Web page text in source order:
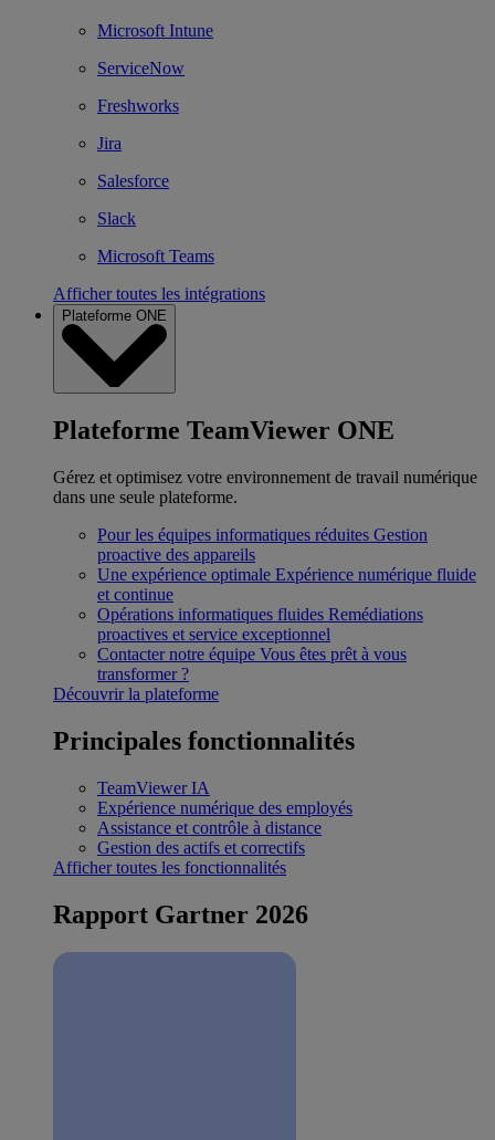
Microsoft Intune
ServiceNow
Freshworks
Jira
Salesforce
Slack
Microsoft Teams
Afficher toutes les intégrations
Plateforme ONE
Plateforme TeamViewer ONE
Gérez et optimisez votre environnement de travail numérique
dans une seule plateforme.
Pour les équipes informatiques réduites Gestion
proactive des appareils
Une expérience optimale Expérience numérique fluide
et continue
Opérations informatiques fluides Remédiations
proactives et service exceptionnel
Contacter notre équipe Vous êtes prêt à vous
transformer ?
Découvrir la plateforme
Principales fonctionnalités
TeamViewer IA
Expérience numérique des employés
Assistance et contrôle à distance
Gestion des actifs et correctifs
Afficher toutes les fonctionnalités
Rapport Gartner 2026